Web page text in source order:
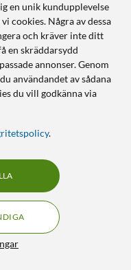
C410 Trådlös
4-
4.0
högupplösta wifi-kameror
180 dagars batteritid per
upp till 9
en unik kundupplevelse
cookies. Några av dessa
och kräver inte ditt
en skräddarsydd
annonser. Genom
användandet av sådana
du vill godkänna via
.